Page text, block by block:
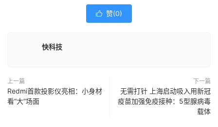
 赞(0)
快科技
上一篇
Redmi首款投影仪亮相：小身材
看“大”场面
下一篇
无需打针 上海启动吸入用新冠
疫苗加强免疫接种：5型腺病毒
载体